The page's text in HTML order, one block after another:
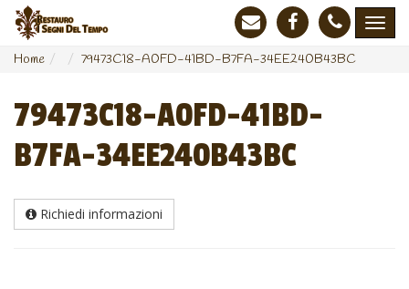
Home 79473C18-A0FD-41BD-B7FA-34EE240B43BC
79473C18-A0FD-41BD-
B7FA-34EE240B43BC
Richiedi informazioni